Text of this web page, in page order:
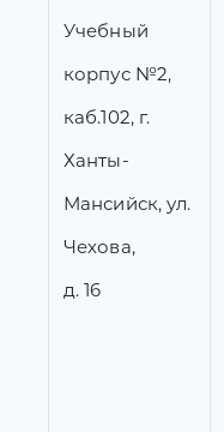
Учебный
корпус №2,
каб.102, г.
Ханты-
Мансийск, ул.
Чехова,
д. 16